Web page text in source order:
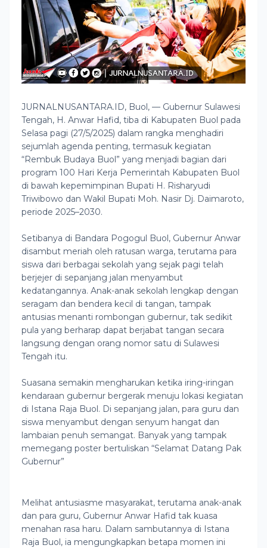
JURNALNUSANTARA.ID, Buol, — Gubernur Sulawesi
Tengah, H. Anwar Hafid, tiba di Kabupaten Buol pada
Selasa pagi (27/5/2025) dalam rangka menghadiri
sejumlah agenda penting, termasuk kegiatan
“Rembuk Budaya Buol” yang menjadi bagian dari
program 100 Hari Kerja Pemerintah Kabupaten Buol
di bawah kepemimpinan Bupati H. Risharyudi
Triwibowo dan Wakil Bupati Moh. Nasir Dj. Daimaroto,
periode 2025–2030.
Setibanya di Bandara Pogogul Buol, Gubernur Anwar
disambut meriah oleh ratusan warga, terutama para
siswa dari berbagai sekolah yang sejak pagi telah
berjejer di sepanjang jalan menyambut
kedatangannya. Anak-anak sekolah lengkap dengan
seragam dan bendera kecil di tangan, tampak
antusias menanti rombongan gubernur, tak sedikit
pula yang berharap dapat berjabat tangan secara
langsung dengan orang nomor satu di Sulawesi
Tengah itu.
Suasana semakin mengharukan ketika iring-iringan
kendaraan gubernur bergerak menuju lokasi kegiatan
di Istana Raja Buol. Di sepanjang jalan, para guru dan
siswa menyambut dengan senyum hangat dan
lambaian penuh semangat. Banyak yang tampak
memegang poster bertuliskan “Selamat Datang Pak
Gubernur”
Melihat antusiasme masyarakat, terutama anak-anak
dan para guru, Gubernur Anwar Hafid tak kuasa
menahan rasa haru. Dalam sambutannya di Istana
Raja Buol, ia mengungkapkan betapa momen ini